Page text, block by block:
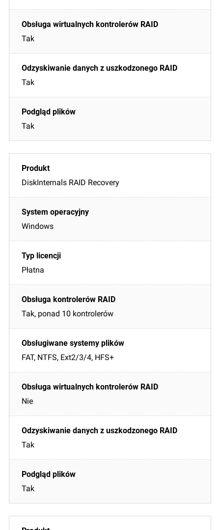
Tak
Tak
Tak
DiskInternals RAID Recovery
Windows
Płatna
Tak, ponad 10 kontrolerów
FAT, NTFS, Ext2/3/4, HFS+
Nie
Tak
Tak